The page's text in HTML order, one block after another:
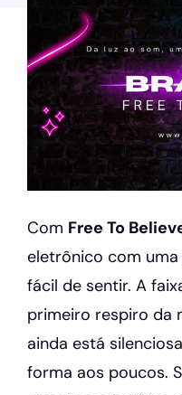
Com Free To
eletrônico com
fácil de sentir. A
primeiro respiro da
ainda está
forma aos poucos.